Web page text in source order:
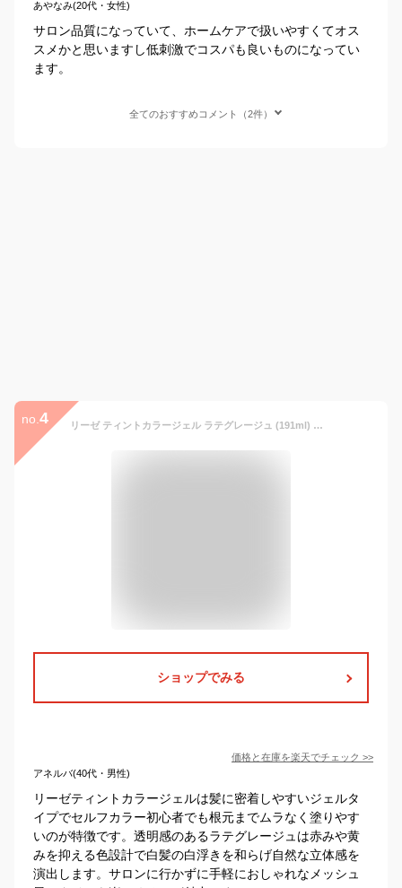
あやなみ(20代・女性)
サロン品質になっていて、ホームケアで扱いやすくてオス
スメかと思いますし低刺激でコスパも良いものになってい
ます。
全てのおすすめコメント（2件）
no. 4 リーゼ ティントカラージェル ラテグレージュ (191ml) 黒髪用
ショップでみる
価格と在庫を楽天でチェック >>
アネルバ(40代・男性)
リーゼティントカラージェルは髪に密着しやすいジェルタ
イプでセルフカラー初心者でも根元までムラなく塗りやす
いのが特徴です。透明感のあるラテグレージュは赤みや黄
みを抑える色設計で白髪の白浮きを和らげ自然な立体感を
演出します。サロンに行かずに手軽におしゃれなメッシュ